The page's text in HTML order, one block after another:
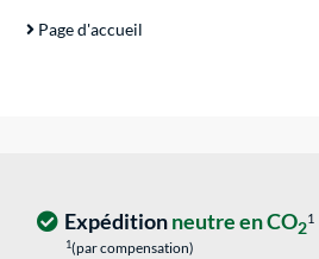
Page d'accueil
Expéditionneutre en CO21
1(par compensation)